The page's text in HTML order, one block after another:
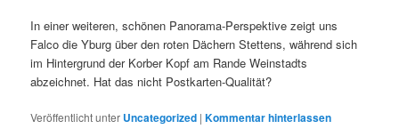
In einer weiteren, schönen Panorama-Perspektive zeigt uns
Falco die Yburg über den roten Dächern Stettens, während sich
im Hintergrund der Korber Kopf am Rande Weinstadts
abzeichnet. Hat das nicht Postkarten-Qualität?
Veröffentlicht unter Uncategorized |Kommentar hinterlassen